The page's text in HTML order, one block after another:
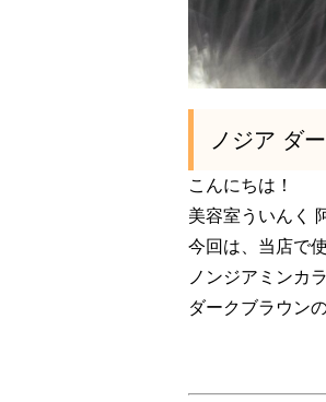
ノジア ダ
こんにちは！
美容室ういんく
今回は、当店で
ノンジアミンカ
ダークブラウン